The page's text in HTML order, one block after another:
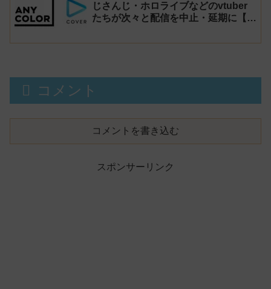
じさんじ・ホロライブなどのvtuber
たちが次々と配信を中止・延期に【不
コメント
コメントを書き込む
スポンサーリンク